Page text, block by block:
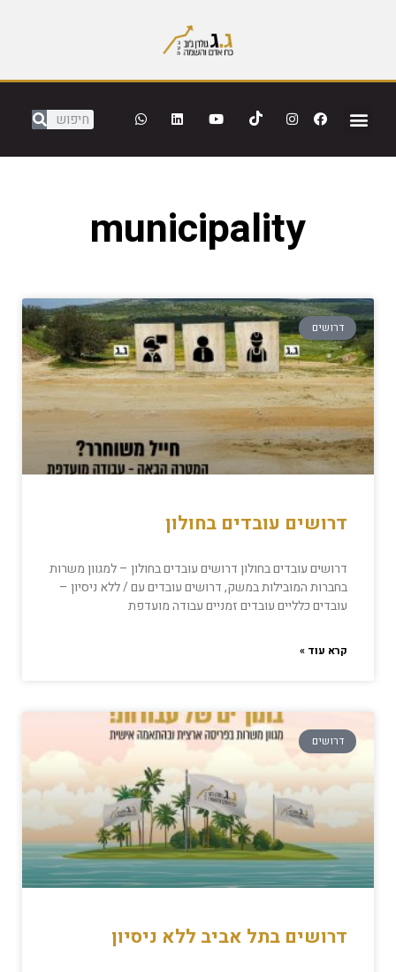
municipality
דרושים
דרושים עובדים בחולון
דרושים עובדים בחולון דרושים עובדים בחולון – למגוון משרות
בחברות המובילות במשק, דרושים עובדים עם / ללא ניסיון –
עובדים כלליים עובדים זמניים עבודה מועדפת
קרא עוד »
דרושים
דרושים בתל אביב ללא ניסיון